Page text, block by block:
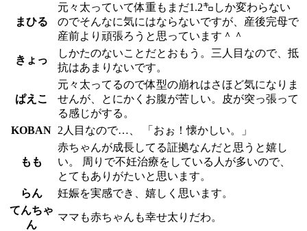
まひる
元々太っていて体重もまだ1.2㌔しか変わらない
のでそんなに気にはならないですが、産後完母で
産前より頑張ろうと思っています＾＾
きょっ
しかたのないことだとおもう。三人目なので、抵
抗はあまりないです。
ぱえこ
元々太ってるので体型の崩れはさほど気になりま
せんが、とにかくお腹が苦しい。皮が突っ張って
る感じがする。
KOBAN 2人目なので…、 「おぉ！懐かしい。」
もも
赤ちゃんが成長してる証拠なんだと思うと嬉し
い。 周りで不妊治療をしている人が多いので、
とてもありがたいと思います。
らん
妊娠を実感でき、嬉しく思います。
てんちゃ
ん
ママも赤ちゃんも幸せ太りだわ。